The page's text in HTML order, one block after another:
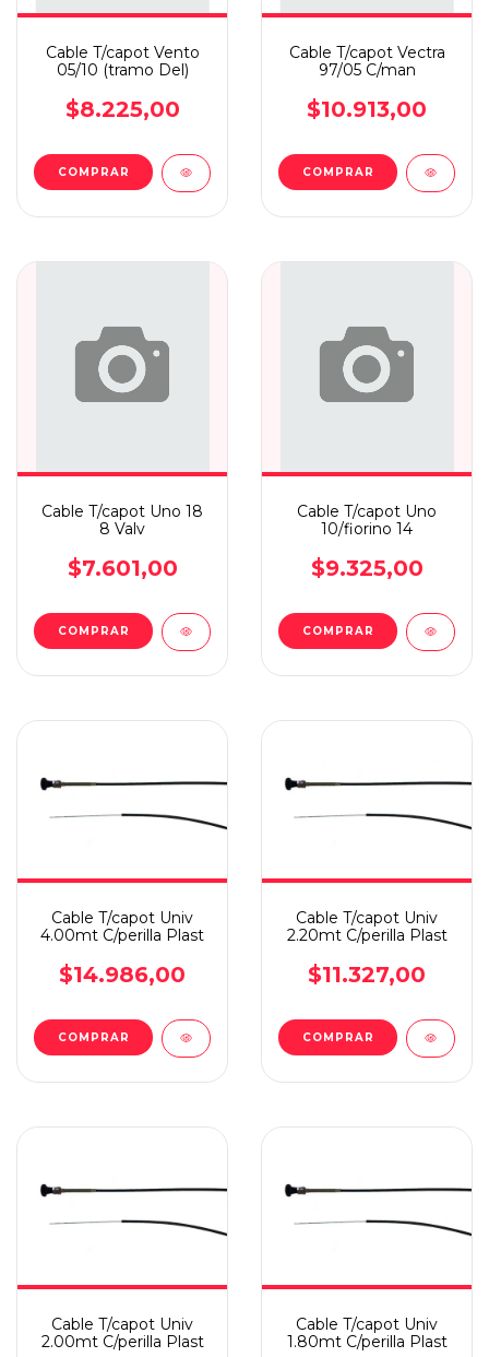
Cable T/capot Vento
05/10 (tramo Del)
$8.225,00
COMPRAR
Cable T/capot Vectra
97/05 C/man
$10.913,00
COMPRAR
Cable T/capot Uno 18
8 Valv
$7.601,00
COMPRAR
Cable T/capot Uno
10/fiorino 14
$9.325,00
COMPRAR
Cable T/capot Univ
4.00mt C/perilla Plast
$14.986,00
COMPRAR
Cable T/capot Univ
2.20mt C/perilla Plast
$11.327,00
COMPRAR
Cable T/capot Univ
2.00mt C/perilla Plast
Cable T/capot Univ
1.80mt C/perilla Plast